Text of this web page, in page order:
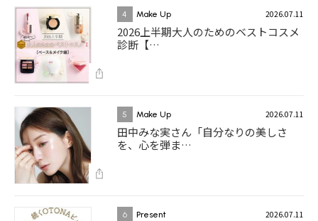
4 Make Up 2026.07.11
2026上半期大人のためのベストコスメ
診断【…
5 Make Up 2026.07.11
田中みな実さん「自分なりの美しさ
を、心を弾ま…
6 Present 2026.07.11